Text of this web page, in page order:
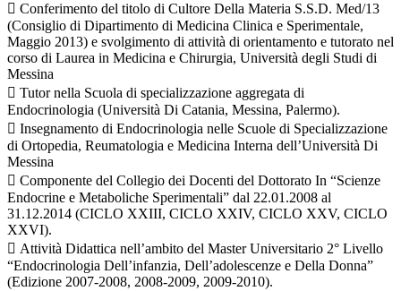
 Conferimento del titolo di Cultore Della Materia S.S.D. Med/13
(Consiglio di Dipartimento di Medicina Clinica e Sperimentale,
Maggio 2013) e svolgimento di attività di orientamento e tutorato nel
corso di Laurea in Medicina e Chirurgia, Università degli Studi di
Messina
 Tutor nella Scuola di specializzazione aggregata di
Endocrinologia (Università Di Catania, Messina, Palermo).
 Insegnamento di Endocrinologia nelle Scuole di Specializzazione
di Ortopedia, Reumatologia e Medicina Interna dell’Università Di
Messina
 Componente del Collegio dei Docenti del Dottorato In “Scienze
Endocrine e Metaboliche Sperimentali” dal 22.01.2008 al
31.12.2014 (CICLO XXIII, CICLO XXIV, CICLO XXV, CICLO
XXVI).
 Attività Didattica nell’ambito del Master Universitario 2° Livello
“Endocrinologia Dell’infanzia, Dell’adolescenze e Della Donna”
(Edizione 2007-2008, 2008-2009, 2009-2010).